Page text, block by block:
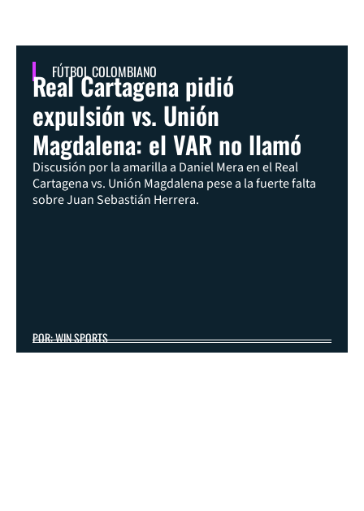
FÚTBOL COLOMBIANO
Real Cartagena pidió
expulsión vs. Unión
Magdalena: el VAR no llamó
Discusión por la amarilla a Daniel Mera en el Real
Cartagena vs. Unión Magdalena pese a la fuerte falta
sobre Juan Sebastián Herrera.
POR: WIN SPORTS